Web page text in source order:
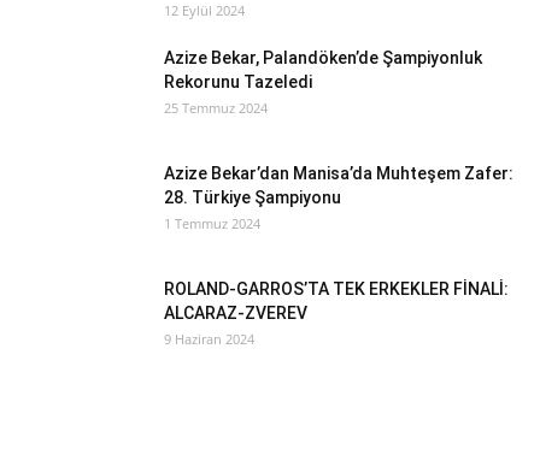
12 Eylül 2024
Azize Bekar, Palandöken’de Şampiyonluk
Rekorunu Tazeledi
25 Temmuz 2024
Azize Bekar’dan Manisa’da Muhteşem Zafer:
28. Türkiye Şampiyonu
1 Temmuz 2024
ROLAND-GARROS’TA TEK ERKEKLER FİNALİ:
ALCARAZ-ZVEREV
9 Haziran 2024